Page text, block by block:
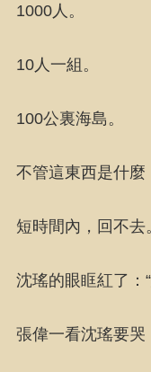
1000人。
10人一組。
100公裏海島。
不管這東西是什麼
短時間內，回不去
沈瑤的眼眶紅了
張偉一看沈瑤要哭